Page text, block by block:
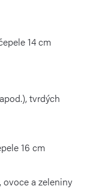
14 cm
tvrdých
16 cm
ovoce a zeleniny